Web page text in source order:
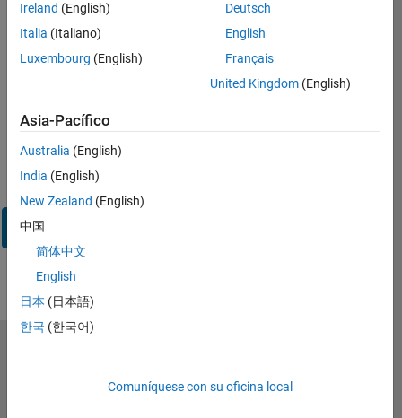
Dirección de correo electrónico
Contraseña
su
contraseña?
Iniciar
sesión
Ireland (English)
Italia (Italiano)
Luxembourg (English)
Deutsch
English
Français
United Kingdom(English)
Asia-Pacífico
Australia (English)
India (English)
New Zealand (English)
中国
简体中文
English
日本 (日本語)
한국 (한국어)
Comuníquese con su oficina local